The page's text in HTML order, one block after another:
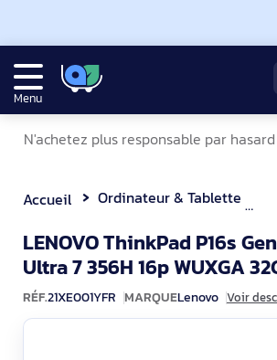
Menu
Accueil Ordinateur & Tablette
LENOVO ThinkPad P16s
Ultra 7 356H 16p WUXGA
M.2 NVIDIA RTX PRO 1000
RÉF.21XE001YFR MARQUELenovo Voir